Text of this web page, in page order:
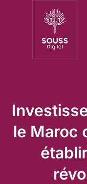
le Maroc